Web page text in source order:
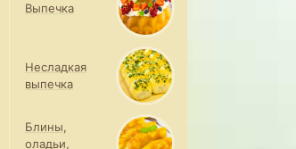
Выпечка
Несладкая
выпечка
Блины,
оладьи,